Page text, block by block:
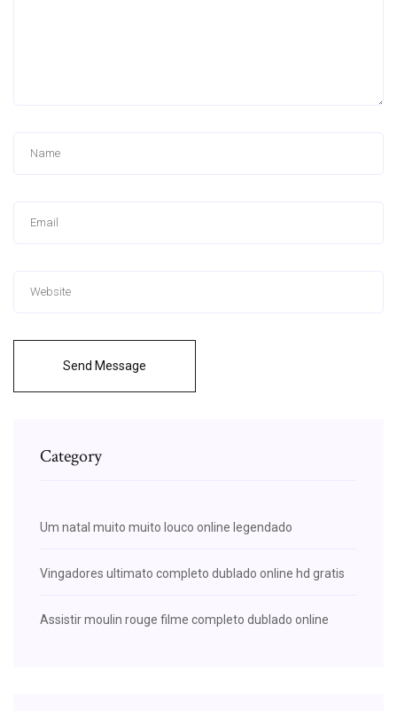
Send Message
Category
Um natal muito muito louco online legendado
Vingadores ultimato completo dublado online hd gratis
Assistir moulin rouge filme completo dublado online